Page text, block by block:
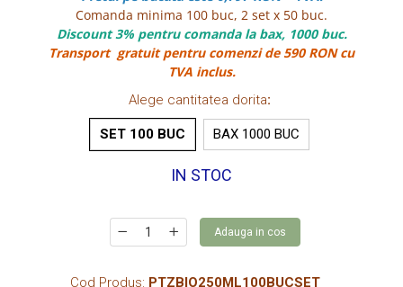
CUTII KRAFT MENIU
CUTII KRAFT MENIU CU CLAPETE
CUTII CARTON ALB BURGER
CUTII PIZZA KRAFT NATUR
CUTII PIZZA CARTON ALB
PUNGI HARTIE CU FEREASTRA
DISCURI TORT
Comanda minima 100 buc, 2 set x 50 buc.
Discount 3% pentru comanda la bax, 1000 buc.
Transport gratuit pentru comenzi de 590 RON cu
TVA inclus.
Alege cantitatea dorita:
SET 100 BUC BAX 1000 BUC
IN STOC
Adauga in cos
Cod Produs: PTZBIO250ML100BUCSET